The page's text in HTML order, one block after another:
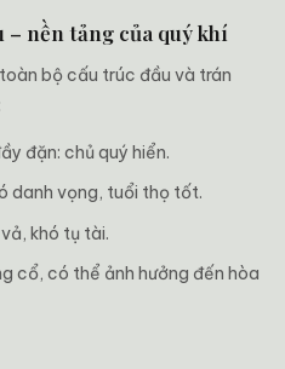
nền tảng của quý khí
bộ cấu trúc đầu và trán
đặn: chủ quý hiển.
danh vọng, tuổi thọ tốt.
khó tụ tài.
cổ, có thể ảnh hưởng đến hòa